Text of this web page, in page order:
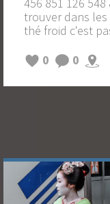
trouver dans
thé froid c'est
0
0